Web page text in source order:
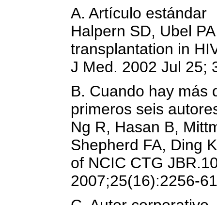
A. Artículo estándar
Halpern SD, Ubel
transplantation in
J Med. 2002 Jul 25;
B. Cuando hay más
primeros seis
Ng R, Hasan B,
Shepherd FA, Ding
of NCIC CTG
2007;25(16):2256-